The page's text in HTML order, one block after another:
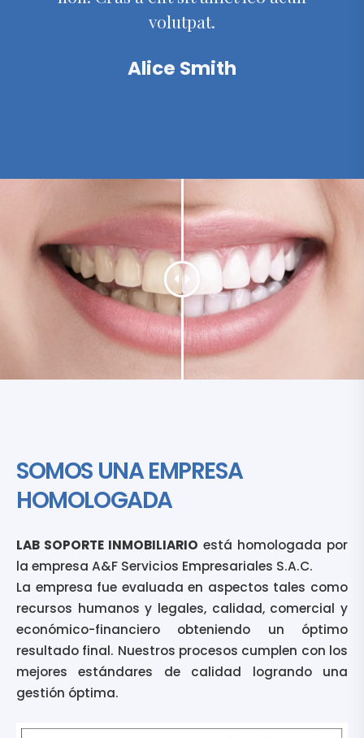
volutpat.
Alice Smith
SOMOS UNA EMPRESA
HOMOLOGADA
LAB SOPORTE INMOBILIARIO está homologada por
la empresa A&F Servicios Empresariales S.A.C.
La empresa fue evaluada en aspectos tales como
recursos humanos y legales, calidad, comercial y
económico-financiero obteniendo un óptimo
resultado final. Nuestros procesos cumplen con los
mejores estándares de calidad logrando una
gestión óptima.